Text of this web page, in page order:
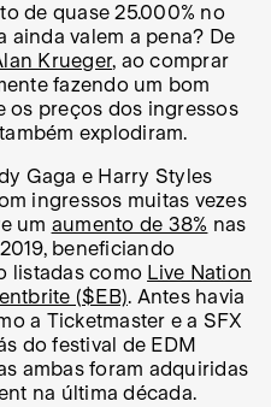
de quase 25.000% no
ainda valem a pena? De
Krueger, ao comprar
fazendo um bom
os preços dos ingressos
explodiram.
Gaga e Harry Styles
ingressos muitas vezes
um aumento de 38% nas
beneficiando
listadas como Live Nation
($EB). Antes havia
a Ticketmaster e a SFX
do festival de EDM
ambas foram adquiridas
na última década.